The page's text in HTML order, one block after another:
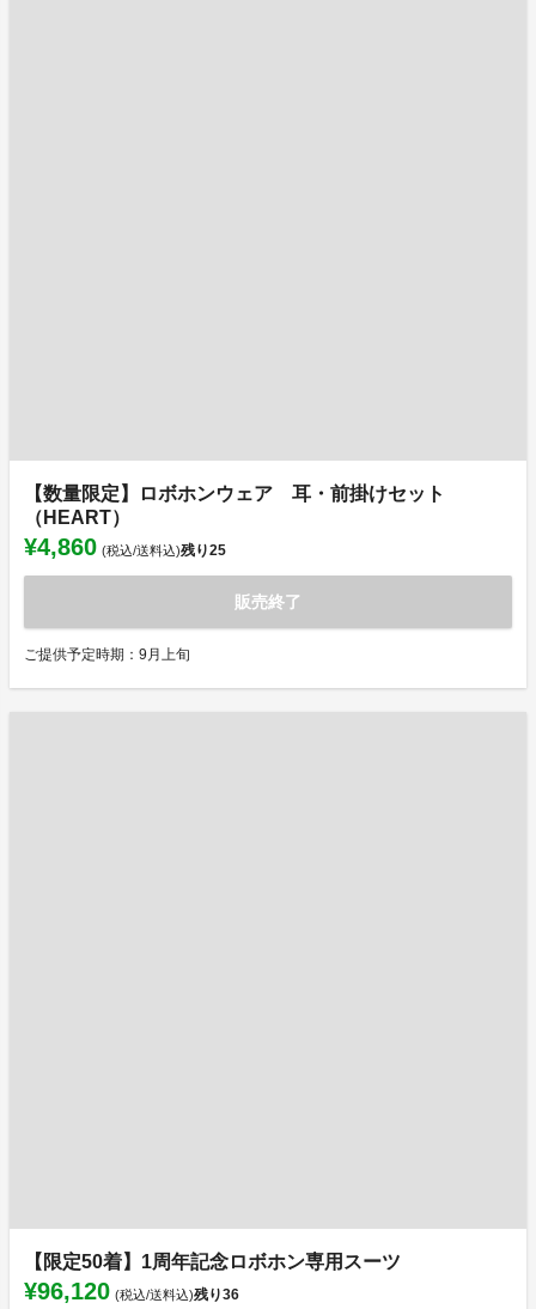
【数量限定】ロボホンウェア 耳・前掛けセット
（HEART）
¥4,860 (税込/送料込)残り25
販売終了
ご提供予定時期：9月上旬
【限定50着】1周年記念ロボホン専用スーツ
¥96,120 (税込/送料込)残り36